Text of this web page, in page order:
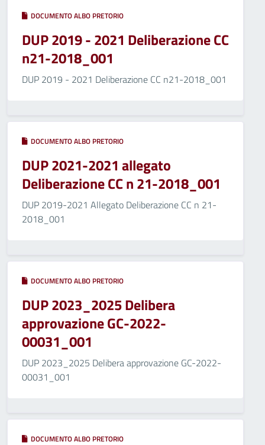
DOCUMENTO ALBO PRETORIO
DUP 2019 - 2021 Deliberazione CC
n21-2018_001
DUP 2019 - 2021 Deliberazione CC n21-2018_001
DOCUMENTO ALBO PRETORIO
DUP 2021-2021 allegato
Deliberazione CC n 21-2018_001
DUP 2019-2021 Allegato Deliberazione CC n 21-
2018_001
DOCUMENTO ALBO PRETORIO
DUP 2023_2025 Delibera
approvazione GC-2022-
00031_001
DUP 2023_2025 Delibera approvazione GC-2022-
00031_001
DOCUMENTO ALBO PRETORIO